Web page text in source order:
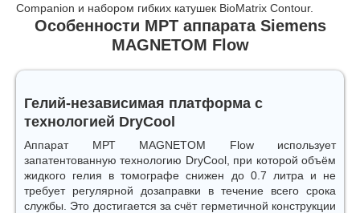
Companion и набором гибких катушек BioMatrix Contour.
Особенности МРТ аппарата Siemens
MAGNETOM Flow
Гелий-независимая платформа с
технологией DryCool
Аппарат МРТ MAGNETOM Flow использует
запатентованную технологию DryCool, при которой объём
жидкого гелия в томографе снижен до 0.7 литра и не
требует регулярной дозаправки в течение всего срока
службы. Это достигается за счёт герметичной конструкции